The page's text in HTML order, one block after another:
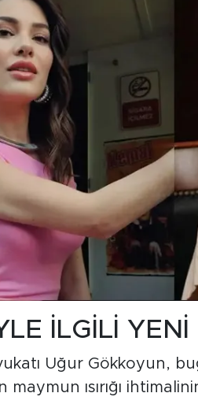
İLGİLİ YENİ
Uğur Gökkoyun,
maymun ısırığı